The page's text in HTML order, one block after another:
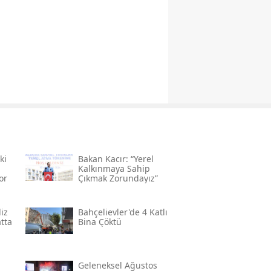
Bakan Kacır: “yerel
Kalkınmaya Sahip
Çıkmak Zorundayız”
Bahçelievler'de 4 Katlı
Bina Çöktü
Geleneksel Ağustos